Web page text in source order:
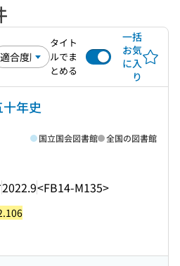
タイト
ルでま
とめる
一括
お気
に入
り
年史
2022.9<FB14-M135>
国立国会図書館 全国の図書館